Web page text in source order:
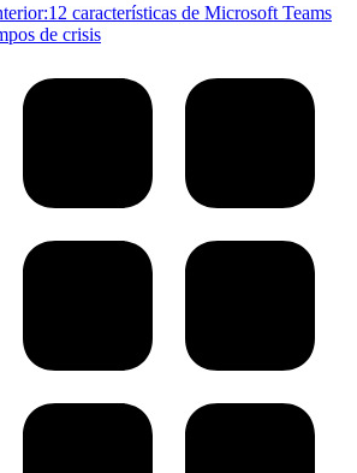
12 características de Microsoft Teams
de crisis